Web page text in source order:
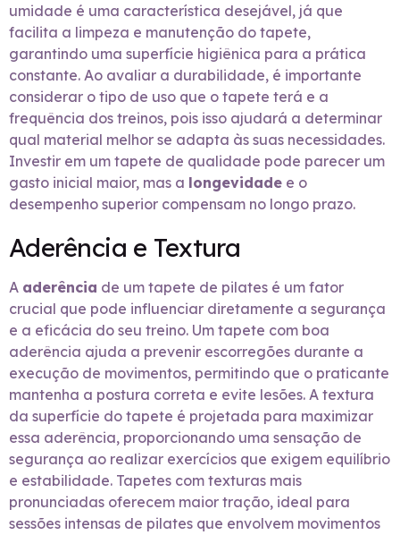
umidade é uma característica desejável, já que
facilita a limpeza e manutenção do tapete,
garantindo uma superfície higiênica para a prática
constante. Ao avaliar a durabilidade, é importante
considerar o tipo de uso que o tapete terá e a
frequência dos treinos, pois isso ajudará a determinar
qual material melhor se adapta às suas necessidades.
Investir em um tapete de qualidade pode parecer um
gasto inicial maior, mas a longevidade e o
desempenho superior compensam no longo prazo.
Aderência e Textura
A aderência de um tapete de pilates é um fator
crucial que pode influenciar diretamente a segurança
e a eficácia do seu treino. Um tapete com boa
aderência ajuda a prevenir escorregões durante a
execução de movimentos, permitindo que o praticante
mantenha a postura correta e evite lesões. A textura
da superfície do tapete é projetada para maximizar
essa aderência, proporcionando uma sensação de
segurança ao realizar exercícios que exigem equilíbrio
e estabilidade. Tapetes com texturas mais
pronunciadas oferecem maior tração, ideal para
sessões intensas de pilates que envolvem movimentos